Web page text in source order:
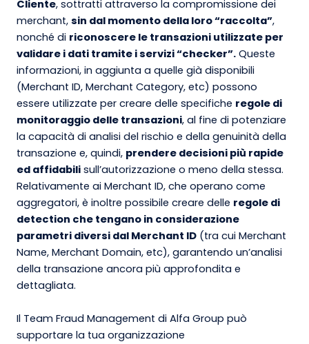
Cliente, sottratti attraverso la compromissione dei
merchant, sin dal momento della loro “raccolta”,
nonché di riconoscere le transazioni utilizzate per
validare i dati tramite i servizi “checker”. Queste
informazioni, in aggiunta a quelle già disponibili
(Merchant ID, Merchant Category, etc) possono
essere utilizzate per creare delle specifiche regole di
monitoraggio delle transazioni, al fine di potenziare
la capacità di analisi del rischio e della genuinità della
transazione e, quindi, prendere decisioni più rapide
ed affidabili sull’autorizzazione o meno della stessa.
Relativamente ai Merchant ID, che operano come
aggregatori, è inoltre possibile creare delle regole di
detection che tengano in considerazione
parametri diversi dal Merchant ID (tra cui Merchant
Name, Merchant Domain, etc), garantendo un’analisi
della transazione ancora più approfondita e
dettagliata.
Il Team Fraud Management di Alfa Group può
supportare la tua organizzazione